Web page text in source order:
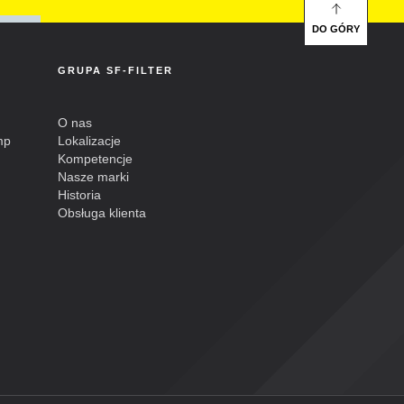
GRUPA SF-FILTER
O nas
Lokalizacje
Kompetencje
Nasze marki
Historia
Obsługa klienta
DO GÓRY